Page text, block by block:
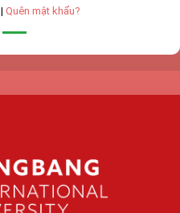
|Quên mật khẩu?